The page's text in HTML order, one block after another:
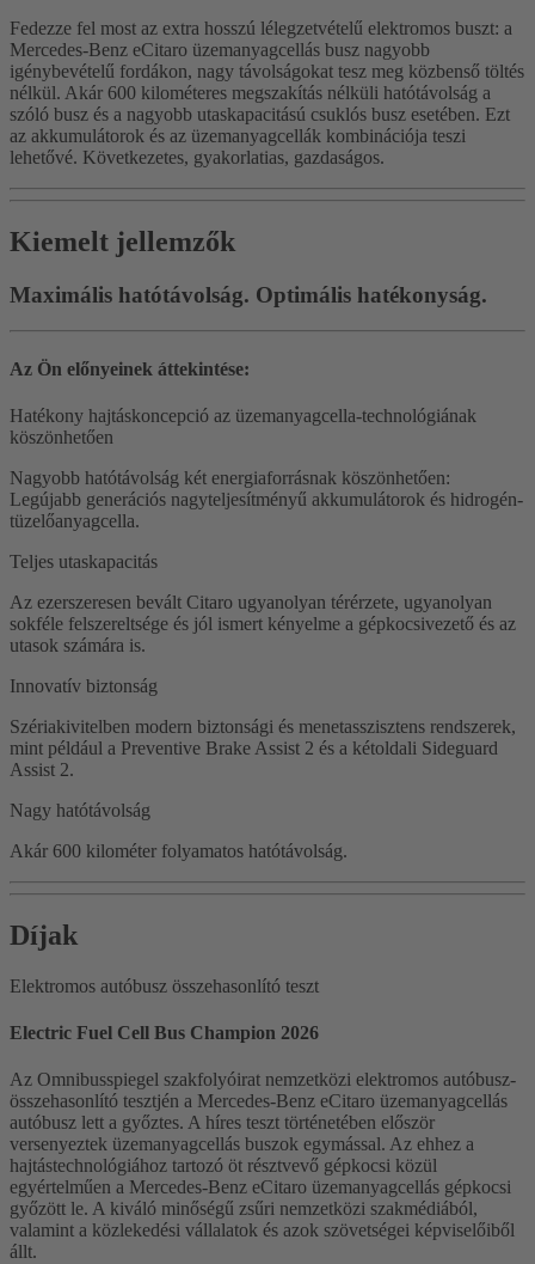
Fedezze fel most az extra hosszú lélegzetvételű elektromos buszt: a
Mercedes-Benz eCitaro üzemanyagcellás busz nagyobb
igénybevételű fordákon, nagy távolságokat tesz meg közbenső töltés
nélkül. Akár 600 kilométeres megszakítás nélküli hatótávolság a
szóló busz és a nagyobb utaskapacitású csuklós busz esetében. Ezt
az akkumulátorok és az üzemanyagcellák kombinációja teszi
lehetővé. Következetes, gyakorlatias, gazdaságos.
Kiemelt jellemzők
Maximális hatótávolság. Optimális hatékonyság.
Az Ön előnyeinek áttekintése:
Hatékony hajtáskoncepció az üzemanyagcella-technológiának
köszönhetően
Nagyobb hatótávolság két energiaforrásnak köszönhetően:
Legújabb generációs nagyteljesítményű akkumulátorok és hidrogén-
tüzelőanyagcella.
Teljes utaskapacitás
Az ezerszeresen bevált Citaro ugyanolyan térérzete, ugyanolyan
sokféle felszereltsége és jól ismert kényelme a gépkocsivezető és az
utasok számára is.
Innovatív biztonság
Szériakivitelben modern biztonsági és menetasszisztens rendszerek,
mint például a Preventive Brake Assist 2 és a kétoldali Sideguard
Assist 2.
Nagy hatótávolság
Akár 600 kilométer folyamatos hatótávolság.
Díjak
Elektromos autóbusz összehasonlító teszt
Electric Fuel Cell Bus Champion 2026
Az Omnibusspiegel szakfolyóirat nemzetközi elektromos autóbusz-
összehasonlító tesztjén a Mercedes-Benz eCitaro üzemanyagcellás
autóbusz lett a győztes. A híres teszt történetében először
versenyeztek üzemanyagcellás buszok egymással. Az ehhez a
hajtástechnológiához tartozó öt résztvevő gépkocsi közül
egyértelműen a Mercedes-Benz eCitaro üzemanyagcellás gépkocsi
győzött le. A kiváló minőségű zsűri nemzetközi szakmédiából,
valamint a közlekedési vállalatok és azok szövetségei képviselőiből
állt.